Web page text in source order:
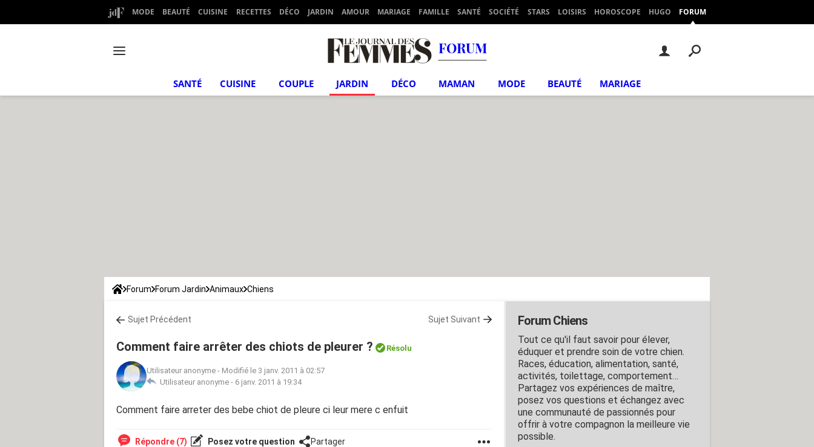
MODE BEAUTÉ CUISINE RECETTES DÉCO JARDIN AMOUR MARIAGE FAMILLE SANTÉ SOCIÉTÉ STARS LOISIRS HOROSCOPE HUGO FORUM
FORUM
SANTÉ CUISINE COUPLE JARDIN DÉCO MAMAN MODE BEAUTÉ MARIAGE
Forum Forum Jardin Animaux Chiens
Sujet Précédent Sujet Suivant
Comment faire arrêter des chiots de pleurer ? Résolu
Utilisateur anonyme - Modifié le 3 janv. 2011 à 02:57
Utilisateur anonyme - 6 janv. 2011 à 19:34
Comment faire arreter des bebe chiot de pleure ci leur mere c enfuit
Répondre (7) Posez votre question Partager
Forum Chiens
Tout ce qu'il faut savoir pour élever,
éduquer et prendre soin de votre chien.
Races, éducation, alimentation, santé,
activités, toilettage, comportement…
Partagez vos expériences de maître,
posez vos questions et échangez avec
une communauté de passionnés pour
offrir à votre compagnon la meilleure vie
possible.